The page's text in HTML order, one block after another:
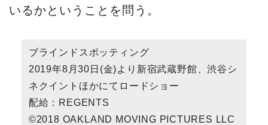
いるかということを問う。
ブラインドスポッティング
2019年8月30日(金)より新宿武蔵野館、渋谷シ
ネクイントほかにてロードショー
配給：REGENTS
©2018 OAKLAND MOVING PICTURES LLC